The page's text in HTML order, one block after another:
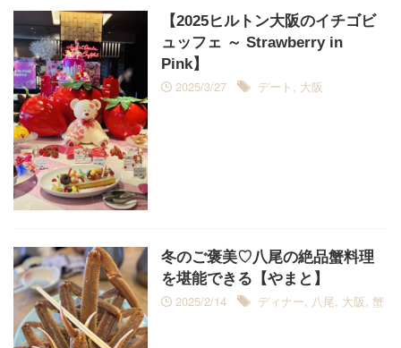
【2025ヒルトン大阪のイチゴビ
ュッフェ ～ Strawberry in
Pink】
2025/3/27
デート , 大阪
冬のご褒美♡八尾の絶品蟹料理
を堪能できる【やまと】
2025/2/14
ディナー, 八尾, 大阪, 蟹